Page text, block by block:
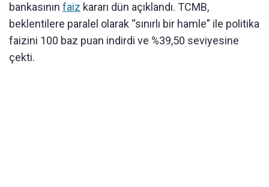
bankasının faiz kararı dün açıklandı. TCMB,
beklentilere paralel olarak “sınırlı bir hamle” ile politika
faizini 100 baz puan indirdi ve %39,50 seviyesine
çekti.